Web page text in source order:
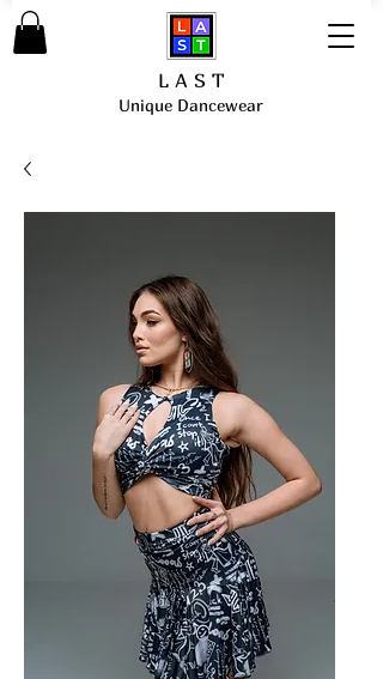
Unique Dancewear
L A S T